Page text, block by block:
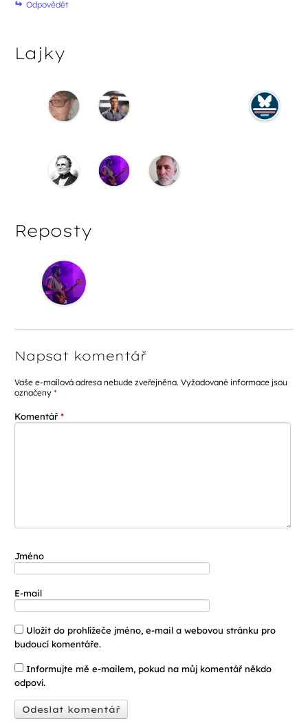
Odpovědět
Lajky
Reposty
Napsat komentář
Vaše e-mailová adresa nebude zveřejněna. Vyžadované informace jsou
označeny *
Komentář *
Jméno
E-mail
Uložit do prohlížeče jméno, e-mail a webovou stránku pro
budoucí komentáře.
Informujte mě e-mailem, pokud na můj komentář někdo
odpoví.